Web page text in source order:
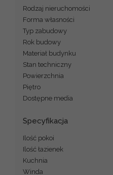
Rodzaj nieruchomości
Forma własności
Typ zabudowy
Rok budowy
Materiał budynku
Stan techniczny
Powierzchnia
Piętro
Dostępne media
Specyfikacja
Ilość pokoi
Ilość łazienek
Kuchnia
Winda